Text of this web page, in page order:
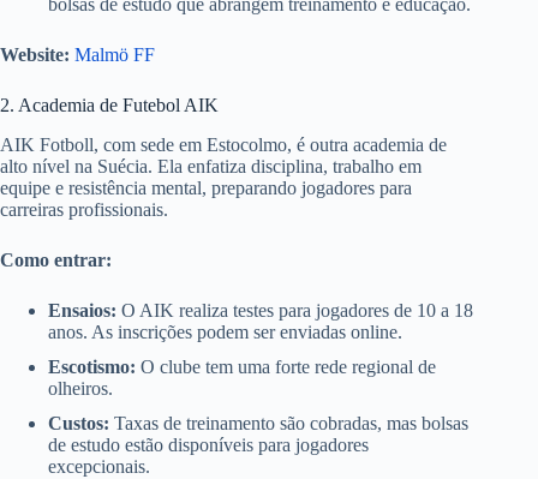
bolsas de estudo que abrangem treinamento e educação.
Website: Malmö FF
2. Academia de Futebol AIK
AIK Fotboll, com sede em Estocolmo, é outra academia de
alto nível na Suécia. Ela enfatiza disciplina, trabalho em
equipe e resistência mental, preparando jogadores para
carreiras profissionais.
Como entrar:
Ensaios: O AIK realiza testes para jogadores de 10 a 18
anos. As inscrições podem ser enviadas online.
Escotismo: O clube tem uma forte rede regional de
olheiros.
Custos: Taxas de treinamento são cobradas, mas bolsas
de estudo estão disponíveis para jogadores
excepcionais.